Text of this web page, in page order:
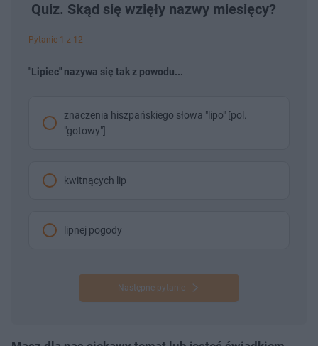
Quiz. Skąd się wzięły nazwy miesięcy?
Pytanie 1 z 12
"Lipiec" nazywa się tak z powodu...
znaczenia hiszpańskiego słowa "lipo" [pol.
"gotowy"]
kwitnących lip
lipnej pogody
Następne pytanie